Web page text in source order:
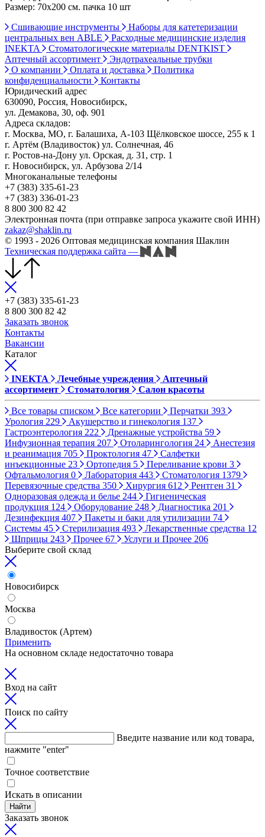
Размер: 70х200 см. пачка 10 шт
Сшивающие инструменты
Наборы для катетеризации
центральных вен ABLE
Расходные медицинские изделия
INEKTA
Стоматологические материалы DENTKIST
Аптечный ассортимент
Эндотрахеальные трубки
О компании
Оплата и доставка
Политика
конфиденциальности
Контакты
Юридический адрес
630090, Россия, Новосибирск,
ул. Демакова, 30, оф. 901
Адреса складов:
г. Москва, МО, г. Балашиха, А-103 Щёлковское шоссе, 255 к 1
г. Артём (Владивосток) ул. Солнечная, 46
г. Ростов-на-Дону ул. Орская, д. 31, стр. 1
г. Новосибирск, ул. Арбузова 2/14
Многоканальные телефоны
+7 (383) 335-61-23
+7 (383) 336-01-23
8 800 300 82 42
Электронная почта (при отправке запроса укажите свой ИНН)
zakaz@shaklin.ru
© 1993 - 2026 Оптовая медицинская компания Шаклин
Техническая поддержка сайта —
+7 (383) 335-61-23
8 800 300 82 42
Заказать звонок
Контакты
Вакансии
Каталог
INEKTA Лечебные учреждения
Аптечный
ассортимент
Стоматология Салон красоты
Все товары списком Все категории Перчатки 393
Урология 229 Акушерство и гинекология 137
Гастроэнтерология 222 Дренажные устройства 59
Инфузионная терапия 207 Отоларингология 24
Анестезия
и реанимация 705 Проктология 47
Салфетки
инъекционные 23 Ортопедия 5 Переливание крови 3
Офтальмология 0 Лаборатория 443 Стоматология 1379
Перевязочные средства 350 Хирургия 612 Рентген 31
Одноразовая одежда и белье 244
Гигиеническая
продукция 124 Оборудование 248 Диагностика 201
Дезинфекция 407 Пакеты и баки для утилизации 74
Системы 45 Стерилизация 493 Лекарственные средства 12
Шприцы 243 Прочее 67 Услуги и Прочее 206
Выберите свой склад
Новосибирск
Москва
Владивосток (Артем)
Применить
На основном складе недостаточно товара
Вход на сайт
Поиск по сайту
Введите название или код товара,
нажмите "enter"
Точное соответствие
Искать в описании
Найти
Заказать звонок